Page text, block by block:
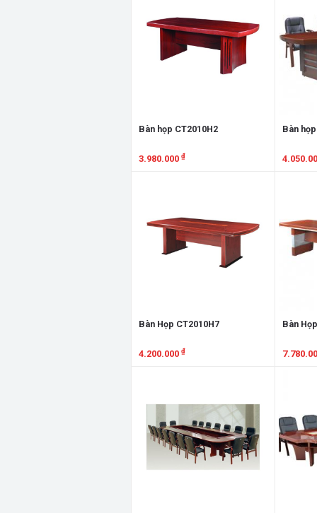
Bàn họp CT2010H2
3.980.000 ₫
Bàn
Bàn Họp CT2010H7
4.200.000 ₫
Bàn